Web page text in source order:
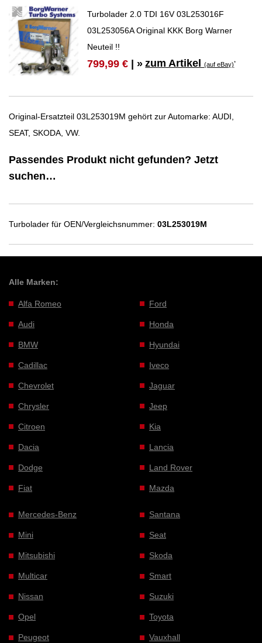
Turbolader 2.0 TDI 16V 03L253016F
03L253056A Original KKK Borg Warner
Neuteil !!
799,99 € | » zum Artikel(auf eBay)*
Original-Ersatzteil 03L253019M gehört zur Automarke: AUDI,
SEAT, SKODA, VW.
Passendes Produkt nicht gefunden? Jetzt
suchen…
Turbolader für OEN/Vergleichsnummer: 03L253019M
Alle Marken:
Alfa Romeo
Audi
BMW
Cadillac
Chevrolet
Chrysler
Citroen
Dacia
Dodge
Fiat
Ford
Honda
Hyundai
Iveco
Jaguar
Jeep
Kia
Lancia
Land Rover
Mazda
Mercedes-Benz
Mini
Mitsubishi
Multicar
Nissan
Opel
Peugeot
Santana
Seat
Skoda
Smart
Suzuki
Toyota
Vauxhall